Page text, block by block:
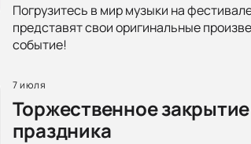
Погрузитесь в мир музыки на
представят свои оригинальные
событие!
7 июля
Торжественное
праздника